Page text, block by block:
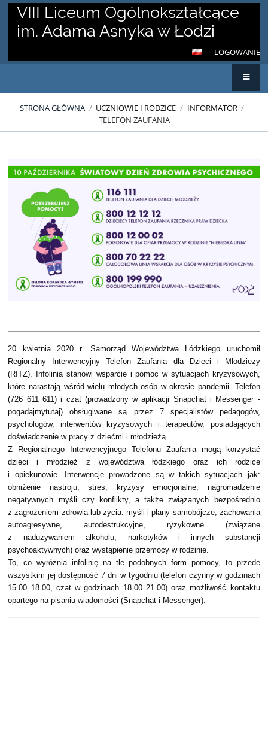
VIII Liceum Ogólnokształcące
im. Adama Asnyka w Łodzi
LOGOWANIE
STRONA GŁÓWNA / UCZNIOWIE I RODZICE / INFORMATOR /
TELEFON ZAUFANIA
Telefon
zaufania
20 kwietnia 2020 r. Samorząd Województwa Łódzkiego uruchomił
Regionalny Interwencyjny Telefon Zaufania dla Dzieci i Młodzieży
(RITZ). Infolinia stanowi wsparcie i pomoc w sytuacjach kryzysowych,
które narastają wśród wielu młodych osób w okresie pandemii. Telefon
(726 611 611) i czat (prowadzony w aplikacji Snapchat i Messenger -
pogadajmytutaj) obsługiwane są przez 7 specjalistów pedagogów,
psychologów, interwentów kryzysowych i terapeutów, posiadających
doświadczenie w pracy z dziećmi i młodzieżą.
Z Regionalnego Interwencyjnego Telefonu Zaufania mogą korzystać
dzieci i młodzież z województwa łódzkiego oraz ich rodzice
i opiekunowie. Interwencje prowadzone są w takich sytuacjach jak:
obniżenie nastroju, stres, kryzysy emocjonalne, nagromadzenie
negatywnych myśli czy konflikty, a także związanych bezpośrednio
z zagrożeniem zdrowia lub życia: myśli i plany samobójcze, zachowania
autoagresywne, autodestrukcyjne, ryzykowne (związane
z nadużywaniem alkoholu, narkotyków i innych substancji
psychoaktywnych) oraz wystąpienie przemocy w rodzinie.
To, co wyróżnia infolinię na tle podobnych form pomocy, to przede
wszystkim jej dostępność 7 dni w tygodniu (telefon czynny w godzinach
15.00 18.00, czat w godzinach 18.00 21.00) oraz możliwość kontaktu
opartego na pisaniu wiadomości (Snapchat i Messenger).